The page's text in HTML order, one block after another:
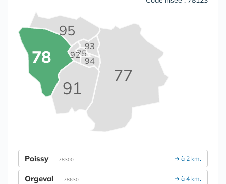
75
77
78
91
92
93
94
95
➔ à 2 km.
Poissy - 78300
➔ à 4 km.
Orgeval - 78630